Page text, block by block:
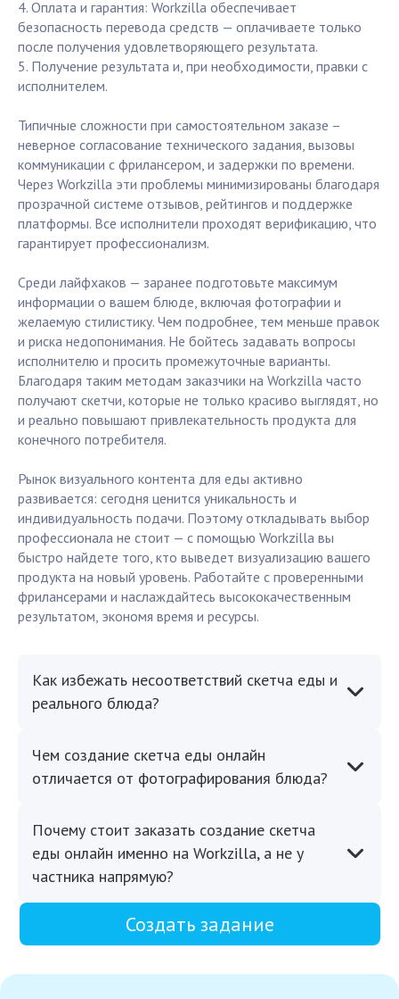
4. Оплата и гарантия: Workzilla обеспечивает
безопасность перевода средств — оплачиваете только
после получения удовлетворяющего результата.
5. Получение результата и, при необходимости, правки с
исполнителем.
Типичные сложности при самостоятельном заказе –
неверное согласование технического задания, вызовы
коммуникации с фрилансером, и задержки по времени.
Через Workzilla эти проблемы минимизированы благодаря
прозрачной системе отзывов, рейтингов и поддержке
платформы. Все исполнители проходят верификацию, что
гарантирует профессионализм.
Среди лайфхаков — заранее подготовьте максимум
информации о вашем блюде, включая фотографии и
желаемую стилистику. Чем подробнее, тем меньше правок
и риска недопонимания. Не бойтесь задавать вопросы
исполнителю и просить промежуточные варианты.
Благодаря таким методам заказчики на Workzilla часто
получают скетчи, которые не только красиво выглядят, но
и реально повышают привлекательность продукта для
конечного потребителя.
Рынок визуального контента для еды активно
развивается: сегодня ценится уникальность и
индивидуальность подачи. Поэтому откладывать выбор
профессионала не стоит — с помощью Workzilla вы
быстро найдете того, кто выведет визуализацию вашего
продукта на новый уровень. Работайте с проверенными
фрилансерами и наслаждайтесь высококачественным
результатом, экономя время и ресурсы.
Как избежать несоответствий скетча еды и
реального блюда?
Чем создание скетча еды онлайн
отличается от фотографирования блюда?
Почему стоит заказать создание скетча
еды онлайн именно на Workzilla, а не у
частника напрямую?
Создать задание